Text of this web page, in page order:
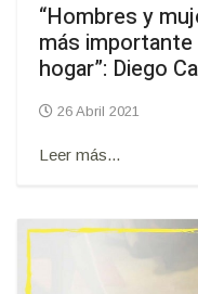
“Hombres y
más
hogar”: Diego
26 Abril 2021
Leer más...